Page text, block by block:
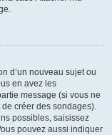
d’un nouveau sujet ou
en avez les
message (si vous ne
de créer des sondages).
possibles, saisissez
pouvez aussi indiquer